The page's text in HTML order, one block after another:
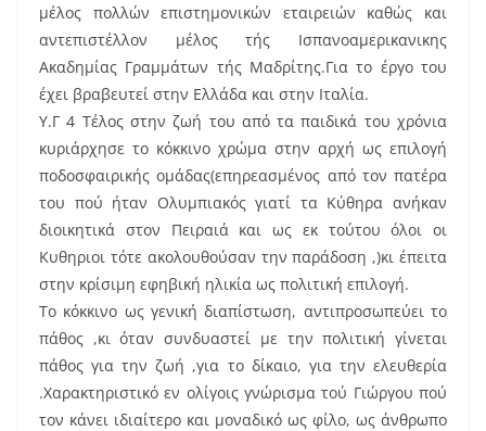
μέλος πολλών επιστημονικών εταιρειών καθώς και
αντεπιστέλλον μέλος τής Ισπανοαμερικανικης
Ακαδημίας Γραμμάτων τής Μαδρίτης.Για το έργο του
έχει βραβευτεί στην Ελλάδα και στην Ιταλία.
Υ.Γ 4 Τέλος στην ζωή του από τα παιδικά του χρόνια
κυριάρχησε το κόκκινο χρώμα στην αρχή ως επιλογή
ποδοσφαιρικής ομάδας(επηρεασμένος από τον πατέρα
του πού ήταν Ολυμπιακός γιατί τα Κύθηρα ανήκαν
διοικητικά στον Πειραιά και ως εκ τούτου όλοι οι
Κυθηριοι τότε ακολουθούσαν την παράδοση ,)κι έπειτα
στην κρίσιμη εφηβική ηλικία ως πολιτική επιλογή.
Το κόκκινο ως γενική διαπίστωση, αντιπροσωπεύει το
πάθος ,κι όταν συνδυαστεί με την πολιτική γίνεται
πάθος για την ζωή ,για το δίκαιο, για την ελευθερία
.Χαρακτηριστικό εν ολίγοις γνώρισμα τού Γιώργου πού
τον κάνει ιδιαίτερο και μοναδικό ως φίλο, ως άνθρωπο